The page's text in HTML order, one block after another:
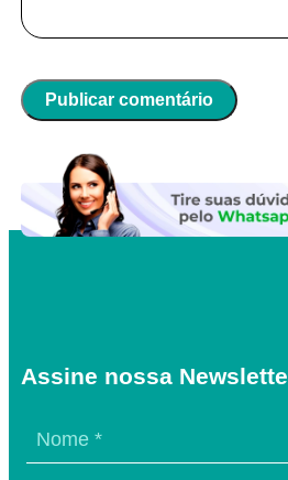
Assine nossa